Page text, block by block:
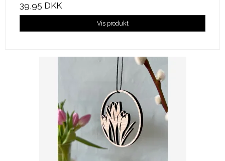
39,95 DKK
Vis produkt